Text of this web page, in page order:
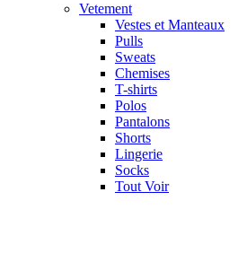
Vetement
Vestes et Manteaux
Pulls
Sweats
Chemises
T-shirts
Polos
Pantalons
Shorts
Lingerie
Socks
Tout Voir